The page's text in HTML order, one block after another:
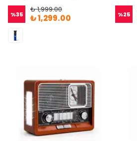
%35
₺ 1,999.00
₺ 1,299.00 %25